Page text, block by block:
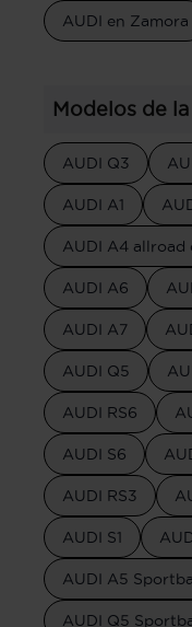
AUDI en Zamora
Modelos de
AUDI Q3
AUDI A1
AUDI A4 allroad
AUDI A6
AUDI A7
AUDI Q5
AUDI RS6
AUDI S6
AUDI RS3
AUDI S1
AUDI A5
AUDI Q5